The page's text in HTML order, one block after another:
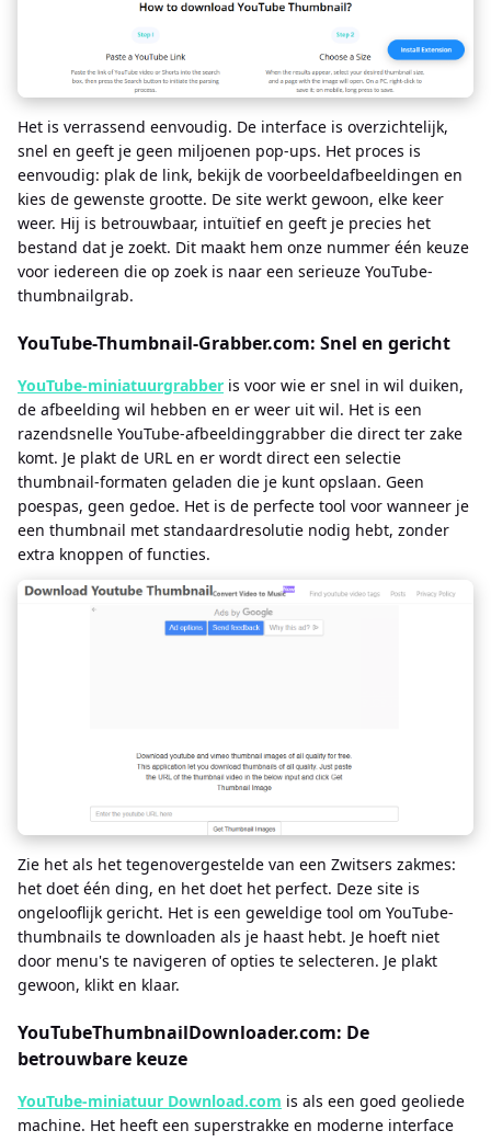
Het is verrassend eenvoudig. De interface is overzichtelijk,
snel en geeft je geen miljoenen pop-ups. Het proces is
eenvoudig: plak de link, bekijk de voorbeeldafbeeldingen en
kies de gewenste grootte. De site werkt gewoon, elke keer
weer. Hij is betrouwbaar, intuïtief en geeft je precies het
bestand dat je zoekt. Dit maakt hem onze nummer één keuze
voor iedereen die op zoek is naar een serieuze YouTube-
thumbnailgrab.
YouTube-Thumbnail-Grabber.com: Snel en gericht
YouTube-miniatuurgrabber is voor wie er snel in wil duiken,
de afbeelding wil hebben en er weer uit wil. Het is een
razendsnelle YouTube-afbeeldinggrabber die direct ter zake
komt. Je plakt de URL en er wordt direct een selectie
thumbnail-formaten geladen die je kunt opslaan. Geen
poespas, geen gedoe. Het is de perfecte tool voor wanneer je
een thumbnail met standaardresolutie nodig hebt, zonder
extra knoppen of functies.
Zie het als het tegenovergestelde van een Zwitsers zakmes:
het doet één ding, en het doet het perfect. Deze site is
ongelooflijk gericht. Het is een geweldige tool om YouTube-
thumbnails te downloaden als je haast hebt. Je hoeft niet
door menu's te navigeren of opties te selecteren. Je plakt
gewoon, klikt en klaar.
YouTubeThumbnailDownloader.com: De
betrouwbare keuze
YouTube-miniatuur Download.com is als een goed geoliede
machine. Het heeft een superstrakke en moderne interface